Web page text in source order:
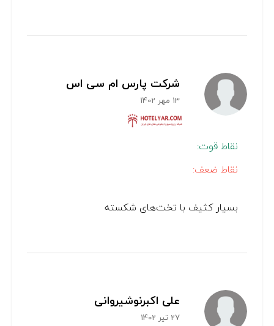
شرکت پارس ام سی اس
13 مهر 1402
نقاط قوت:
نقاط ضعف:
بسیار کثیف با تخت‌های شکسته
علی اکبرنوشیروانی
27 تیر 1402